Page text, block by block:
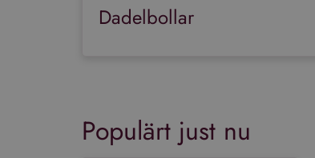
Dadelbollar
Populärt just nu